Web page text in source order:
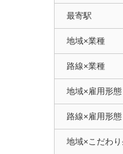
最寄駅
地域×業種
路線×業種
地域×雇用形態
路線×雇用形態
地域×こだわ